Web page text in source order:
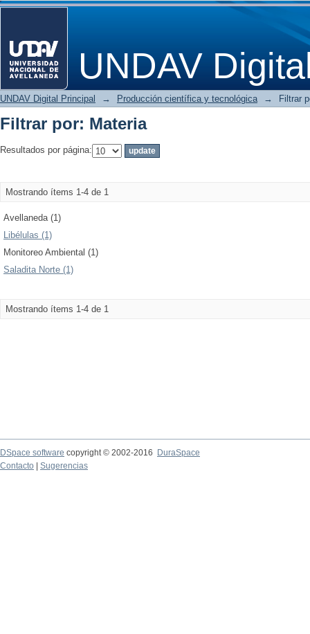
UNDAV
Filtrar por: Materia
UNDAV Digital Principal → Producción científica y tecnológica → Filtrar
Filtrar por: Materia
Resultados por página:
Mostrando ítems 1-4 de 1
Avellaneda (1)
Libélulas (1)
Monitoreo Ambiental (1)
Saladita Norte (1)
Mostrando ítems 1-4 de 1
DSpace software copyright © 2002-2016
DuraSpace
Contacto
Sugerencias